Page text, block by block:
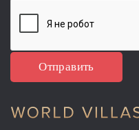
Отправить